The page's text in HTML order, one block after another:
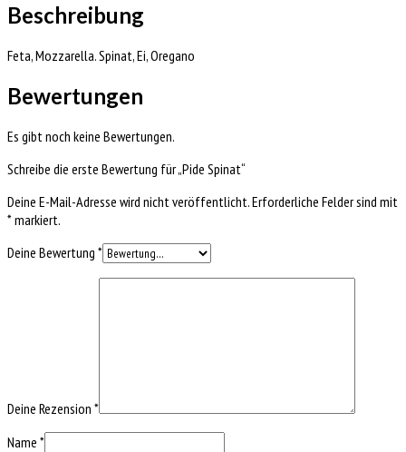
Beschreibung
Feta, Mozzarella. Spinat, Ei, Oregano
Bewertungen
Es gibt noch keine Bewertungen.
Schreibe die erste Bewertung für „Pide Spinat“
Deine E-Mail-Adresse wird nicht veröffentlicht.Erforderliche Felder sind mit
*markiert.
Deine Bewertung *
Deine Rezension *
Name *